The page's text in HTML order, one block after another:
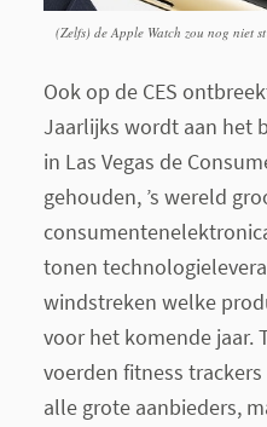
(Zelfs) de Apple Watch zou nog niet
Ook op de CES
Jaarlijks wordt aan het
in Las Vegas de
gehouden, ’s wereld
tonen
windstreken welke
voor het komende jaar.
voerden fitness
alle grote aanbieders,